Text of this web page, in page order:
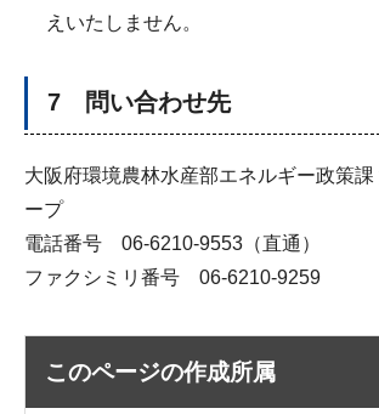
えいたしません。
7 問い合わせ先
大阪府環境農林水産部エネルギー政策
ープ
電話番号 06-6210-9553（直通）
ファクシミリ番号 06-6210-9259
このページの作成所属